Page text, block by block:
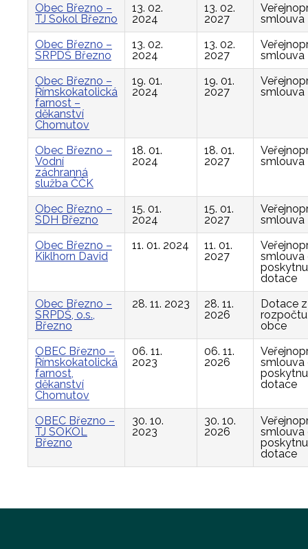
Obec Březno –
TJ Sokol Březno
13. 02.
2024
13. 02.
2027
smlouva
Obec Březno –
SRPDŠ Březno
13. 02.
2024
13. 02.
2027
smlouva
Obec Březno –
Římskokatolická
farnost –
děkanství
Chomutov
19. 01.
2024
19. 01.
2027
smlouva
Obec Březno –
Vodní
záchranná
služba ČČK
18. 01.
2024
18. 01.
2027
smlouva
Obec Březno –
SDH Březno
15. 01.
2024
15. 01.
2027
smlouva
Obec Březno –
Kiklhorn David
11. 01. 2024
11. 01.
2027
smlouva
dotace
Obec Březno –
SRPDŠ, o.s.,
Březno
28. 11. 2023
28. 11.
2026
Dotace z
rozpočtu
obce
OBEC Březno –
Římskokatolická
farnost,
děkanství
Chomutov
06. 11.
2023
06. 11.
2026
smlouva
dotace
OBEC Březno –
TJ SOKOL
Březno
30. 10.
2023
30. 10.
2026
smlouva
dotace